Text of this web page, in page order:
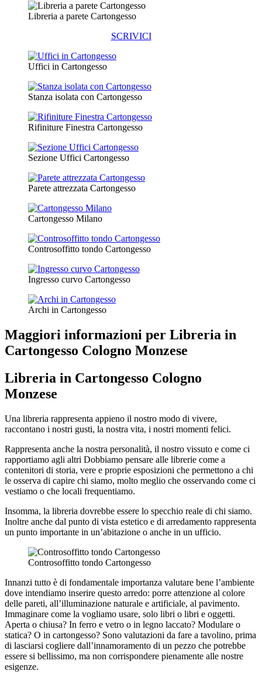
Libreria a parete Cartongesso
SCRIVICI
Uffici in Cartongesso
Stanza isolata con Cartongesso
Rifiniture Finestra Cartongesso
Sezione Uffici Cartongesso
Parete attrezzata Cartongesso
Cartongesso Milano
Controsoffitto tondo Cartongesso
Ingresso curvo Cartongesso
Archi in Cartongesso
Maggiori informazioni per Libreria in
Cartongesso Cologno Monzese
Libreria in Cartongesso Cologno
Monzese
Una libreria rappresenta appieno il nostro modo di vivere,
raccontano i nostri gusti, la nostra vita, i nostri momenti felici.
Rappresenta anche la nostra personalità, il nostro vissuto e come ci
rapportiamo agli altri Dobbiamo pensare alle librerie come a
contenitori di storia, vere e proprie esposizioni che permettono a chi
le osserva di capire chi siamo, molto meglio che osservando come ci
vestiamo o che locali frequentiamo.
Insomma, la libreria dovrebbe essere lo specchio reale di chi siamo.
Inoltre anche dal punto di vista estetico e di arredamento rappresenta
un punto importante in un’abitazione o anche in un ufficio.
Controsoffitto tondo Cartongesso
Innanzi tutto è di fondamentale importanza valutare bene l’ambiente
dove intendiamo inserire questo arredo: porre attenzione al colore
delle pareti, all’illuminazione naturale e artificiale, al pavimento.
Immaginare come la vogliamo usare, solo libri o libri e oggetti.
Aperta o chiusa? In ferro e vetro o in legno laccato? Modulare o
statica? O in cartongesso? Sono valutazioni da fare a tavolino, prima
di lasciarsi cogliere dall’innamoramento di un pezzo che potrebbe
essere si bellissimo, ma non corrispondere pienamente alle nostre
esigenze.